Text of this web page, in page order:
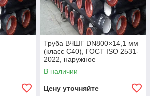
Труба ВЧШГ DN800×14,1 мм
(класс C40), ГОСТ ISO 2531-
2022, наружное
полиуретановое покрытие,
внутреннее цементно-
В наличии
Цену уточняйте